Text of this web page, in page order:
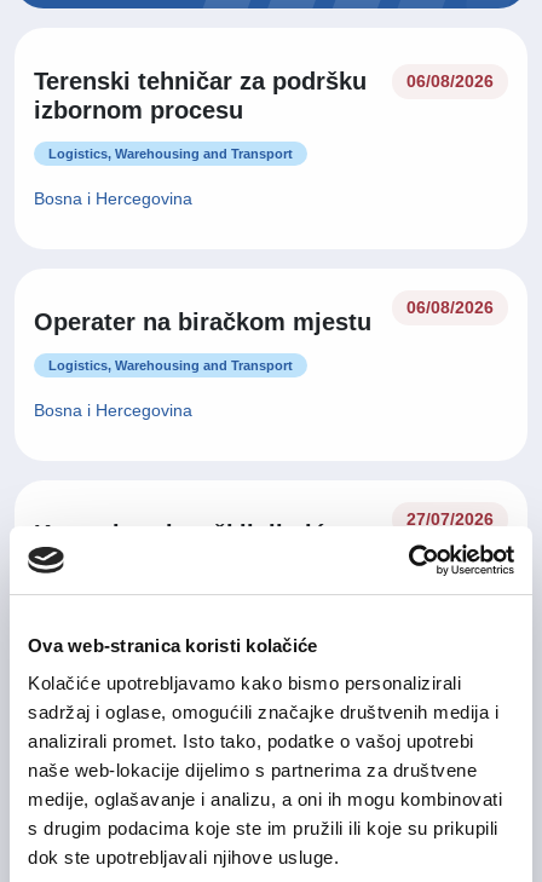
Ova web-stranica koristi kolačiće
Kolačiće upotrebljavamo kako bismo personalizirali
sadržaj i oglase, omogućili značajke društvenih medija i
analizirali promet. Isto tako, podatke o vašoj upotrebi
naše web-lokacije dijelimo s partnerima za društvene
medije, oglašavanje i analizu, a oni ih mogu kombinovati
s drugim podacima koje ste im pružili ili koje su prikupili
dok ste upotrebljavali njihove usluge.
Terenski tehničar za podršku
izbornom procesu
06/08/2026
Logistics, Warehousing and Transport
Bosna i Hercegovina
Operater na biračkom mjestu
06/08/2026
Logistics, Warehousing and Transport
Bosna i Hercegovina
Kontrolor glasačkih listića
27/07/2026
Logistics, Warehousing and Transport
Business Assistant
10/07/2026
On-siteSarajevo